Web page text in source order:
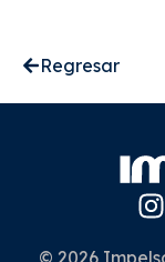
Regresar
© 2026